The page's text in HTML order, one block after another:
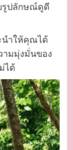
รูปลักษณ์ดูดี
นำให้คุณได้
ามมุ่งมั่นของ
ได้